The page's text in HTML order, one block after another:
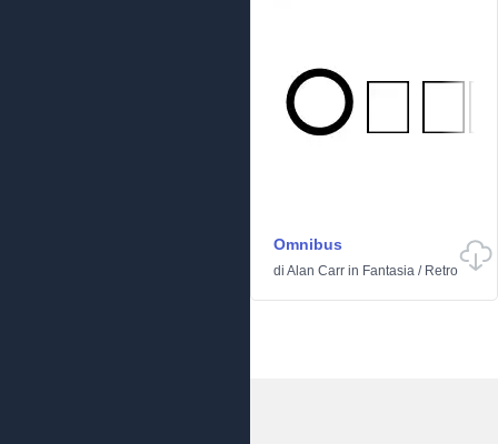
Omnibus
di Alan Carr in Fantasia / Retro